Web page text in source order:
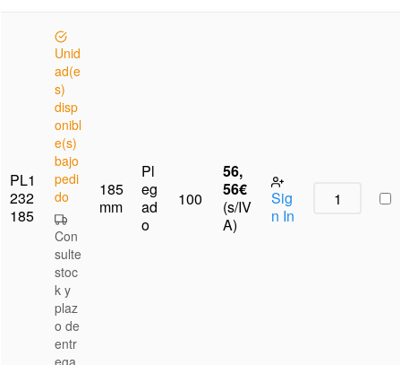
PL1
232
185
Unid
ad(e
s)
disp
onibl
e(s)
bajo
pedi
do
Con
sulte
stoc
k y
plaz
o de
entr
185
mm
Pl
eg
ad
o
100
56,
56€
(s/IV
A)
Sig
n In